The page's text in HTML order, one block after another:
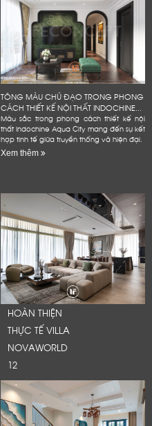
TÔNG MÀU CHỦ ĐẠO TRONG PHONG
CÁCH THIẾT KẾ NỘI THẤT INDOCHINE...
Màu sắc trong phong cách thiết kế nội
thất Indochine Aqua City mang đến sự kết
hợp tinh tế giữa truyền thống và hiện đại.
Xem thêm
HOÀN THIỆN
THỰC TẾ VILLA
NOVAWORLD
12